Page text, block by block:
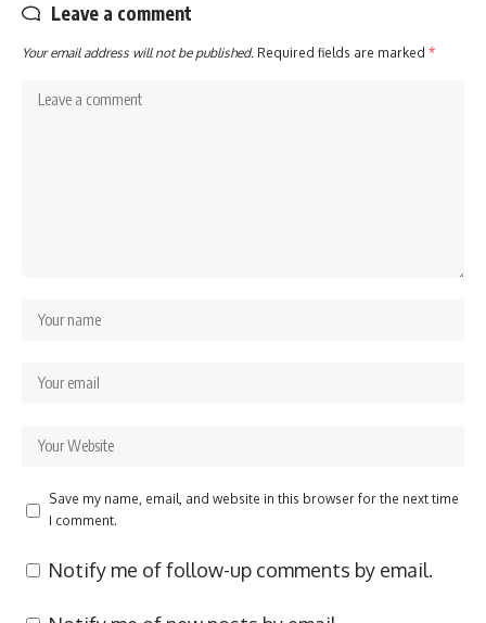
Leave a comment
Your email address will not be published. Required fields are marked *
Save my name, email, and website in this browser for the next time
I comment.
Notify me of follow-up comments by email.